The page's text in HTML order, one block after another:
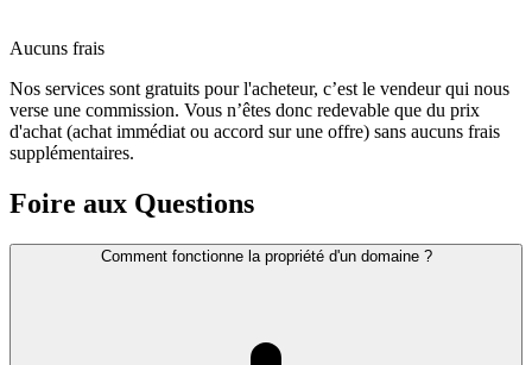
Aucuns frais
Nos services sont gratuits pour l'acheteur, c’est le vendeur qui nous
verse une commission. Vous n’êtes donc redevable que du prix
d'achat (achat immédiat ou accord sur une offre) sans aucuns frais
supplémentaires.
Foire aux Questions
Comment fonctionne la propriété d'un domaine ?